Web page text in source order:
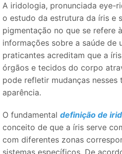
A iridologia, pronunciada eye-
o estudo da estrutura da íris e
pigmentação no que se refere
informações sobre a saúde de
praticantes acreditam que a
órgãos e tecidos do corpo
pode refletir mudanças nesses
aparência.
O fundamental definição de
conceito de que a íris serve
com diferentes zonas
sistemas específicos. De